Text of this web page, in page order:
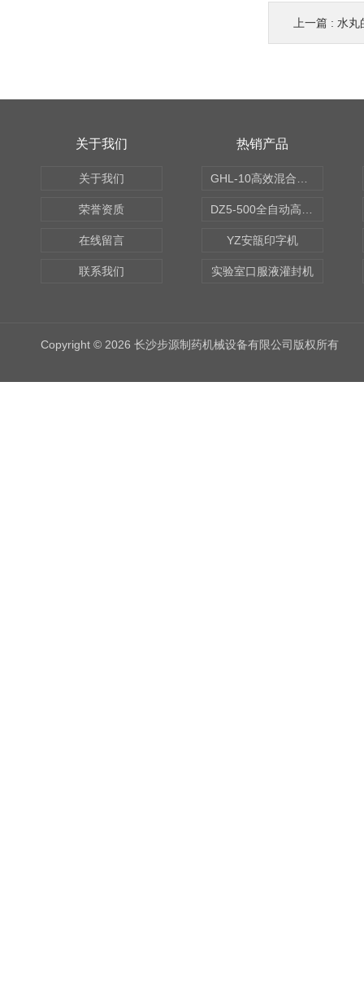
上一篇 : 水丸
关于我们
关于我们
荣誉资质
在线留言
联系我们
热销产品
YZ安瓿印字机
实验室口服液灌封机
Copyright © 2026 长沙步源制药机械设备有限公司版权所有